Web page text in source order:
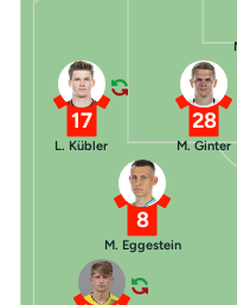
28
M. Ginter
17
L. Kübler
8
M. Eggestein